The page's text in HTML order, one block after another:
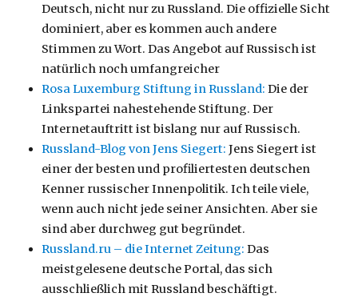
Deutsch, nicht nur zu Russland. Die offizielle Sicht
dominiert, aber es kommen auch andere
Stimmen zu Wort. Das Angebot auf Russisch ist
natürlich noch umfangreicher
Rosa Luxemburg Stiftung in Russland: Die der
Linkspartei nahestehende Stiftung. Der
Internetauftritt ist bislang nur auf Russisch.
Russland-Blog von Jens Siegert: Jens Siegert ist
einer der besten und profiliertesten deutschen
Kenner russischer Innenpolitik. Ich teile viele,
wenn auch nicht jede seiner Ansichten. Aber sie
sind aber durchweg gut begründet.
Russland.ru – die Internet Zeitung: Das
meistgelesene deutsche Portal, das sich
ausschließlich mit Russland beschäftigt.